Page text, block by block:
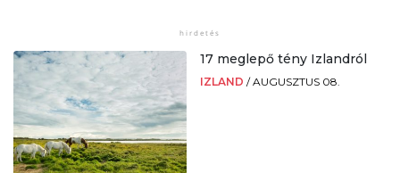
17 meglepő tény Izlandról
IZLAND /AUGUSZTUS 08.